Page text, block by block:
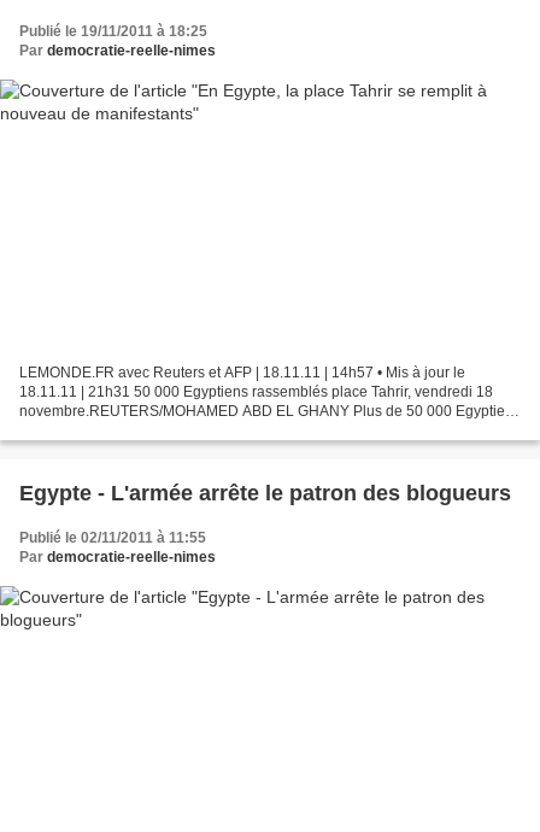
Publié le 19/11/2011 à 18:25
Par democratie-reelle-nimes
LEMONDE.FR avec Reuters et AFP | 18.11.11 | 14h57 • Mis à jour le
18.11.11 | 21h31 50 000 Egyptiens rassemblés place Tahrir, vendredi 18
novembre.REUTERS/MOHAMED ABD EL GHANY Plus de 50 000 Egyptiens
Egypte - L'armée arrête le patron des blogueurs
Publié le 02/11/2011 à 11:55
Par democratie-reelle-nimes